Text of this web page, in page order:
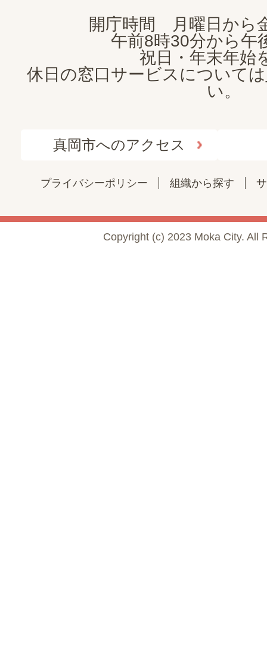
開庁時間 月曜日から
午前8時30分から午
祝日・年末年始
休日の窓口サービスについては
い。
真岡市へのアクセス
プライバシーポリシー 組織から探す
Copyright (c) 2023 Moka City. All